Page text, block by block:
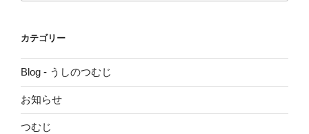
カテゴリー
Blog - うしのつむじ
お知らせ
つむじ